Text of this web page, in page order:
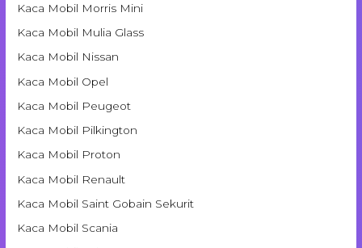
Kaca Mobil Morris Mini
Kaca Mobil Mulia Glass
Kaca Mobil Nissan
Kaca Mobil Opel
Kaca Mobil Peugeot
Kaca Mobil Pilkington
Kaca Mobil Proton
Kaca Mobil Renault
Kaca Mobil Saint Gobain Sekurit
Kaca Mobil Scania